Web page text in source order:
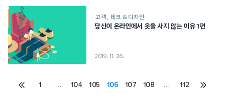
고객 테크 & 디자인
당신이 온라인에서 옷을 사지 않는 이유 1편
2019. 11. 26.
Posts
이전
1 … 104 105 106 107 108 … 112
다음